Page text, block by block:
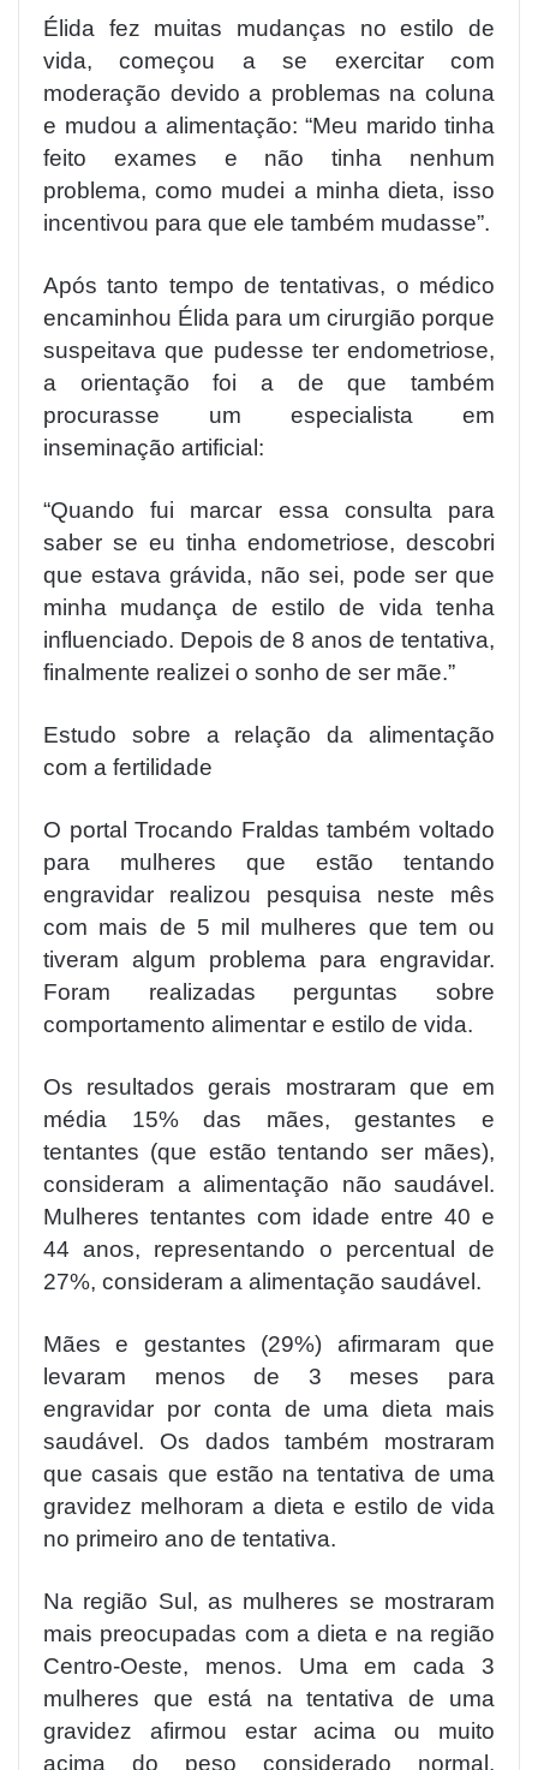
Élida fez muitas mudanças no estilo de
vida, começou a se exercitar com
moderação devido a problemas na coluna
e mudou a alimentação: “Meu marido tinha
feito exames e não tinha nenhum
problema, como mudei a minha dieta, isso
incentivou para que ele também mudasse”.
Após tanto tempo de tentativas, o médico
encaminhou Élida para um cirurgião porque
suspeitava que pudesse ter endometriose,
a orientação foi a de que também
procurasse um especialista em
inseminação artificial:
“Quando fui marcar essa consulta para
saber se eu tinha endometriose, descobri
que estava grávida, não sei, pode ser que
minha mudança de estilo de vida tenha
influenciado. Depois de 8 anos de tentativa,
finalmente realizei o sonho de ser mãe.”
Estudo sobre a relação da alimentação
com a fertilidade
O portal Trocando Fraldas também voltado
para mulheres que estão tentando
engravidar realizou pesquisa neste mês
com mais de 5 mil mulheres que tem ou
tiveram algum problema para engravidar.
Foram realizadas perguntas sobre
comportamento alimentar e estilo de vida.
Os resultados gerais mostraram que em
média 15% das mães, gestantes e
tentantes (que estão tentando ser mães),
consideram a alimentação não saudável.
Mulheres tentantes com idade entre 40 e
44 anos, representando o percentual de
27%, consideram a alimentação saudável.
Mães e gestantes (29%) afirmaram que
levaram menos de 3 meses para
engravidar por conta de uma dieta mais
saudável. Os dados também mostraram
que casais que estão na tentativa de uma
gravidez melhoram a dieta e estilo de vida
no primeiro ano de tentativa.
Na região Sul, as mulheres se mostraram
mais preocupadas com a dieta e na região
Centro-Oeste, menos. Uma em cada 3
mulheres que está na tentativa de uma
gravidez afirmou estar acima ou muito
acima do peso considerado normal.